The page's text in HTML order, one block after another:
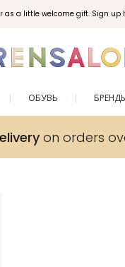
as a little welcome gift. Sign up
ОБУВЬ
on orders